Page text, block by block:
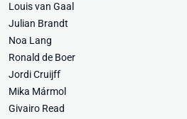
Louis van Gaal
Julian Brandt
Noa Lang
Ronald de Boer
Jordi Cruijff
Mika Mármol
Givairo Read